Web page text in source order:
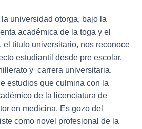
la universidad otorga, bajo la
académica de la toga y el
el título universitario, nos reconoce
estudiantil desde pre escolar,
y carrera universitaria.
estudios que culmina con la
de la licenciatura de
en medicina. Es gozo del
como novel profesional de la